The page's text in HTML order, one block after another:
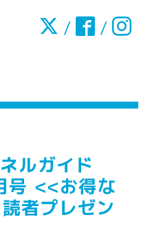
/ /
ルガイド
<<お得な
者プレゼン